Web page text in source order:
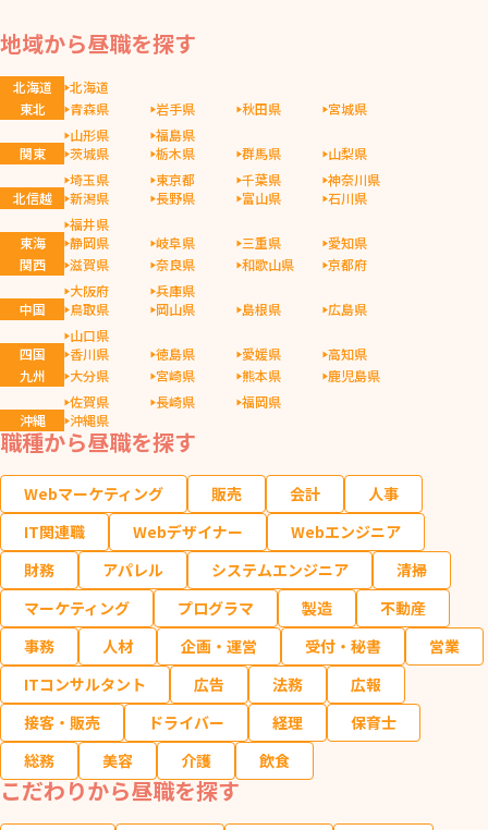
地域から昼職を探す
北海道
北海道
東北
青森県 岩手県 秋田県
宮城県
山形県
福島県
関東
茨城県 栃木県 群馬県
山梨県
埼玉県
東京都 千葉県
神奈川県
北信越
新潟県 長野県 富山県
石川県
福井県
東海
静岡県 岐阜県 三重県
愛知県
関西
滋賀県 奈良県 和歌山県
京都府
大阪府
兵庫県
中国
鳥取県 岡山県 島根県
広島県
山口県
四国
香川県 徳島県 愛媛県
高知県
九州
大分県 宮崎県 熊本県
鹿児島県
佐賀県
長崎県
福岡県
沖縄
沖縄県
職種から昼職を探す
Webマーケティング 販売 会計
人事
IT関連職
Webデザイナー
Webエンジニア
財務
アパレル システムエンジニア
清掃
マーケティング
プログラマ 製造
不動産
事務
人材 企画・運営 受付・秘書
営業
ITコンサルタント
広告 法務
広報
接客・販売
ドライバー 経理
保育士
総務
美容 介護 飲食
こだわりから昼職を探す